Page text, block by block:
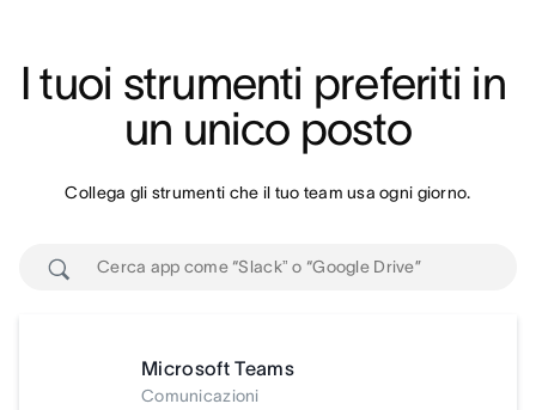
I tuoi strumenti preferiti in
un unico posto
Collega gli strumenti che il tuo team usa ogni giorno.
Microsoft Teams
Comunicazioni